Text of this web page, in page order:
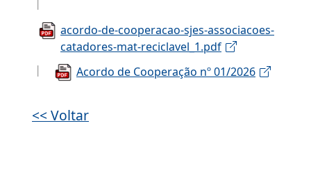
acordo-de-cooperacao-sjes-associacoes-
catadores-mat-reciclavel_1.pdf
Acordo de Cooperação nº 01/2026
<< Voltar